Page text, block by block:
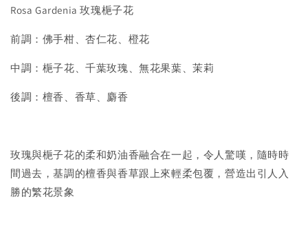
Rosa Gardenia 玫瑰梔子花
前調：佛手柑、杏仁花、橙花
中調：梔子花、千葉玫瑰、無花果葉、茉莉
後調：檀香、香草、麝香
玫瑰與梔子花的柔和奶油香融合在一起，令人驚嘆，隨時時
間過去，基調的檀香與香草跟上來輕柔包覆，營造出引人入
勝的繁花景象